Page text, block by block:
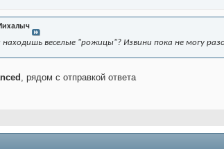
веселые "рожицы"? Извини пока не могу
, рядом с отправкой ответа